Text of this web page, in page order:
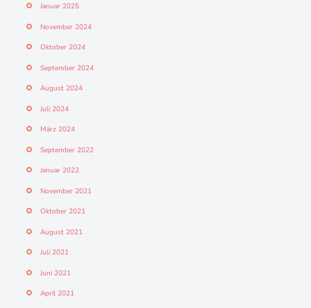
Januar 2025
November 2024
Oktober 2024
September 2024
August 2024
Juli 2024
März 2024
September 2022
Januar 2022
November 2021
Oktober 2021
August 2021
Juli 2021
Juni 2021
April 2021